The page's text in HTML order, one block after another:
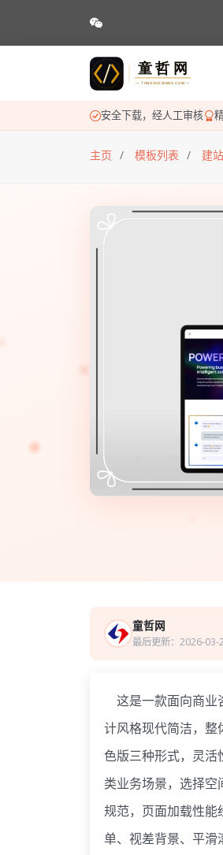
安全下载，经人工审核
主页 模板列表 建
童哲网
最后更新：2026-03-
这是一款面向商业
计风格现代简洁，整
色版三种形式，灵活
类业务场景，选择
规范，页面加载性能
单、视差背景、平滑